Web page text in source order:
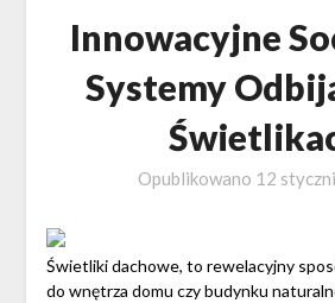
Innowacyjne
Systemy
Opublikowano 12
Świetliki dachowe, to rewelacyjny
do wnętrza domu czy budynku